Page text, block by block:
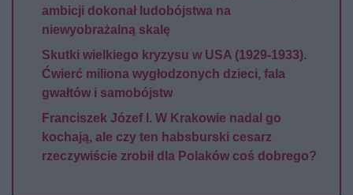
ambicji dokonał ludobójstwa na
niewyobrażalną skalę
Skutki wielkiego kryzysu w USA (1929-1933).
Ćwierć miliona wygłodzonych dzieci, fala
gwałtów i samobójstw
Franciszek Józef I. W Krakowie nadal go
kochają, ale czy ten habsburski cesarz
rzeczywiście zrobił dla Polaków coś dobrego?